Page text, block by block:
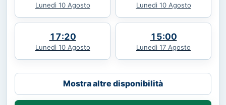
Lunedì 10 Agosto Lunedì 10 Agosto
17:20
Lunedì 10 Agosto
15:00
Lunedì 17 Agosto
Mostra altre disponibilità